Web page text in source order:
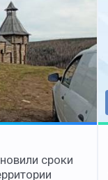
сроки